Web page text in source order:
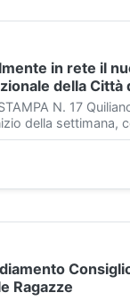
in rete il
della Città
N. 17
della settimana,
Ragazze